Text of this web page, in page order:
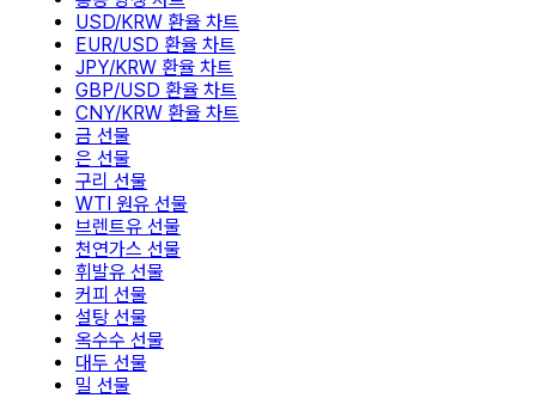
USD/KRW 환율 차트
EUR/USD 환율 차트
JPY/KRW 환율 차트
GBP/USD 환율 차트
CNY/KRW 환율 차트
금 선물
은 선물
구리 선물
WTI 원유 선물
브렌트유 선물
천연가스 선물
휘발유 선물
커피 선물
설탕 선물
옥수수 선물
대두 선물
밀 선물